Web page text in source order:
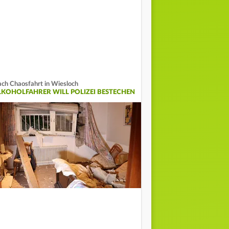
Chaosfahrt in Wiesloch
WILL POLIZEI BESTECHEN